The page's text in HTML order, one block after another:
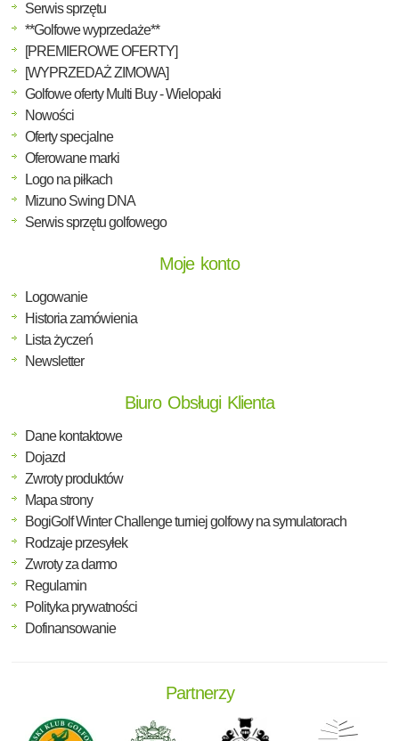
Serwis sprzętu
**Golfowe wyprzedaże**
[PREMIEROWE OFERTY]
[WYPRZEDAŻ ZIMOWA]
Golfowe oferty Multi Buy - Wielopaki
Nowości
Oferty specjalne
Oferowane marki
Logo na piłkach
Mizuno Swing DNA
Serwis sprzętu golfowego
Moje konto
Logowanie
Historia zamówienia
Lista życzeń
Newsletter
Biuro Obsługi Klienta
Dane kontaktowe
Dojazd
Zwroty produktów
Mapa strony
BogiGolf Winter Challenge turniej golfowy na symulatorach
Rodzaje przesyłek
Zwroty za darmo
Regulamin
Polityka prywatności
Dofinansowanie
Partnerzy